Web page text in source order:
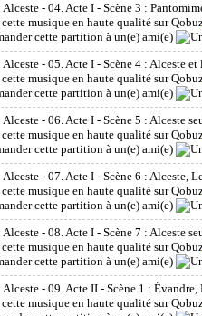
- 04. Acte I - Scène 3 :
- 05. Acte I - Scène 4 : Alceste et
- 06. Acte I - Scène 5 : Alceste
- 07. Acte I - Scène 6 : Alceste,
- 08. Acte I - Scène 7 : Alceste
- 09. Acte II - Scène 1 :